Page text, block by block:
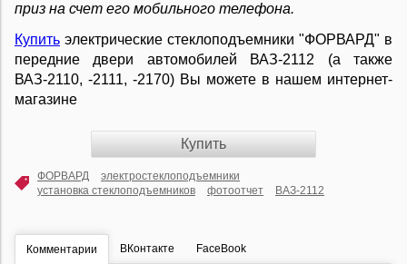
приз на счет его мобильного телефона.
Купить электрические стеклоподъемники "ФОРВАРД" в
передние двери автомобилей ВАЗ-2112 (а также
ВАЗ-2110, -2111, -2170) Вы можете в нашем интернет-
магазине
Купить
ФОРВАРД
электростеклоподъемники
установка стеклоподъемников
фотоотчет ВАЗ-2112
Комментарии ВКонтакте FaceBook